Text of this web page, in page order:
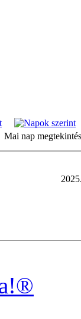
Mai nap